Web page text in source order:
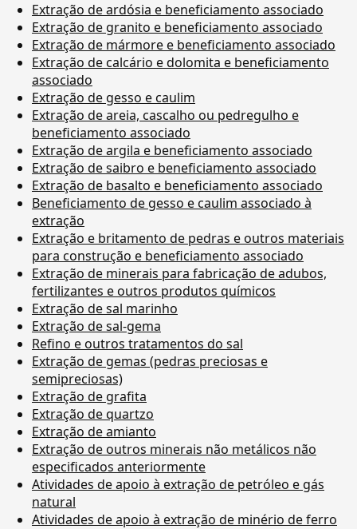
Extração de ardósia e beneficiamento associado
Extração de granito e beneficiamento associado
Extração de mármore e beneficiamento associado
Extração de calcário e dolomita e beneficiamento
associado
Extração de gesso e caulim
Extração de areia, cascalho ou pedregulho e
beneficiamento associado
Extração de argila e beneficiamento associado
Extração de saibro e beneficiamento associado
Extração de basalto e beneficiamento associado
Beneficiamento de gesso e caulim associado à
extração
Extração e britamento de pedras e outros materiais
para construção e beneficiamento associado
Extração de minerais para fabricação de adubos,
fertilizantes e outros produtos químicos
Extração de sal marinho
Extração de sal-gema
Refino e outros tratamentos do sal
Extração de gemas (pedras preciosas e
semipreciosas)
Extração de grafita
Extração de quartzo
Extração de amianto
Extração de outros minerais não metálicos não
especificados anteriormente
Atividades de apoio à extração de petróleo e gás
natural
Atividades de apoio à extração de minério de ferro